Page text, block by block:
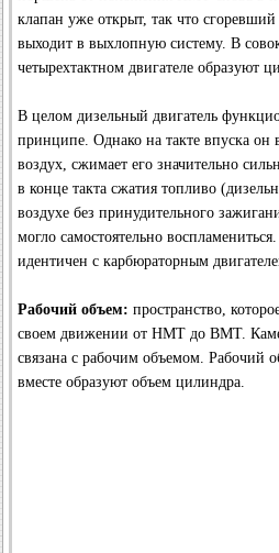
клапан уже открыт, так что сгоревший
выходит в выхлопную систему. В
четырехтактном двигателе образуют
В целом дизельный двигатель
принципе. Однако на такте впуска он
воздух, сжимает его значительно
в конце такта сжатия топливо
воздухе без принудительного
могло самостоятельно
идентичен с карбюраторным
Рабочий объем: пространство,
своем движении от НМТ до ВМТ.
связана с рабочим объемом. Рабочий
вместе образуют объем цилиндра.